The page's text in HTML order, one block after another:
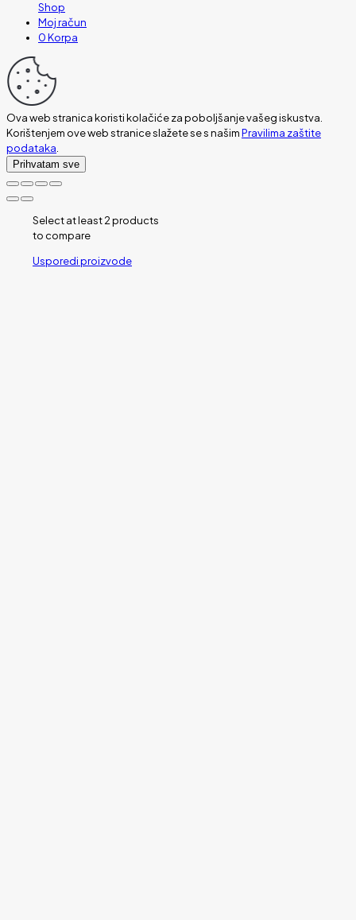
Shop
Moj račun
0Korpa
Ova web stranica koristi kolačiće za poboljšanje vašeg iskustva.
Korištenjem ove web stranice slažete se s našimPravilima zaštite
podataka.
Prihvatam sve
Select at least 2 products
to compare
Usporedi proizvode